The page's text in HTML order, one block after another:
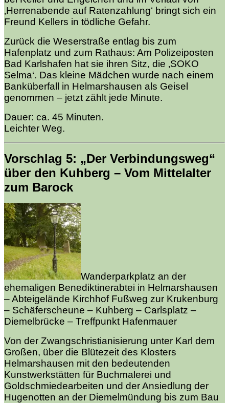
‚Herrenabende auf Ratenzahlung‘ bringt sich ein
Freund Kellers in tödliche Gefahr.
Zurück die Weserstraße entlag bis zum
Hafenplatz und zum Rathaus: Am Polizeiposten
Bad Karlshafen hat sie ihren Sitz, die ‚SOKO
Selma‘. Das kleine Mädchen wurde nach einem
Banküberfall in Helmarshausen als Geisel
genommen – jetzt zählt jede Minute.
Dauer: ca. 45 Minuten.
Leichter Weg.
Vorschlag 5: „Der Verbindungsweg“
über den Kuhberg – Vom Mittelalter
zum Barock
Wanderparkplatz an der
ehemaligen Benediktinerabtei in Helmarshausen
– Abteigelände Kirchhof Fußweg zur Krukenburg
– Schäferscheune – Kuhberg – Carlsplatz –
Diemelbrücke – Treffpunkt Hafenmauer
Von der Zwangschristianisierung unter Karl dem
Großen, über die Blütezeit des Klosters
Helmarshausen mit den bedeutenden
Kunstwerkstätten für Buchmalerei und
Goldschmiedearbeiten und der Ansiedlung der
Hugenotten an der Diemelmündung bis zum Bau